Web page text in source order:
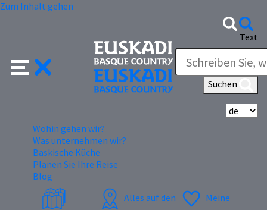
Zum Inhalt gehen
Text
Suchen
Wohin gehen wir?
Was unternehmen wir?
Baskische Küche
Planen Sie Ihre Reise
Blog
Alles auf den
Meine